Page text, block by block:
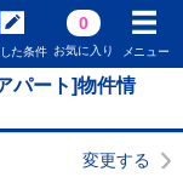
た条件
0
お気に入り メニュー
パート]物件情
変更する